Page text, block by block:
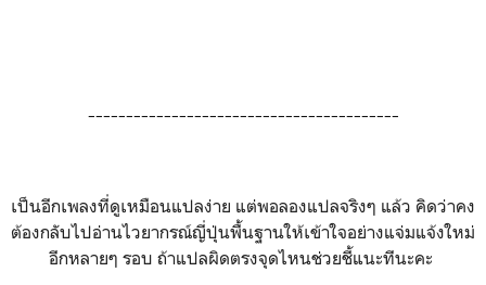
-----------------------------------------
เป็นอีกเพลงที่ดูเหมือนแปลง่าย แต่พอลองแปลจริงๆ แล้ว คิดว่าคง
ต้องกลับไปอ่านไวยากรณ์ญี่ปุ่นพื้นฐานให้เข้าใจอย่างแจ่มแจ้งใหม่
อีกหลายๆ รอบ ถ้าแปลผิดตรงจุดไหนช่วยชี้แนะทีนะคะ